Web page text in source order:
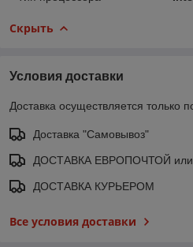
Скрыть
Условия доставки
Доставка осуществляется только
Доставка "Самовывоз"
ДОСТАВКА ЕВРОПОЧТОЙ или
ДОСТАВКА КУРЬЕРОМ
Все условия доставки